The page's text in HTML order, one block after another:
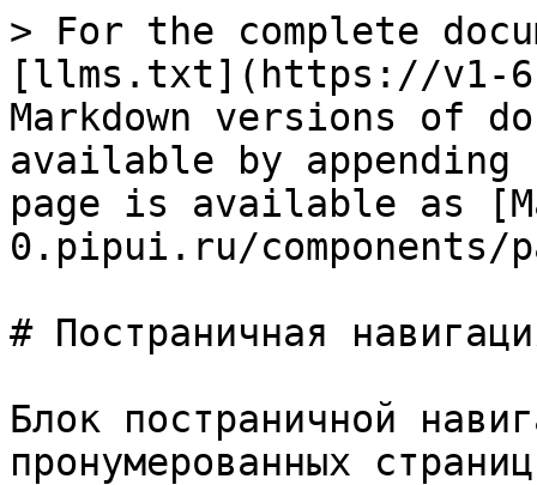
> For the complete
[llms.txt](https://v1-
Markdown versions of
available by
page is available as
0.pipui.ru/components/
# Постраничная
Блок постраничной
пронумерованных страниц